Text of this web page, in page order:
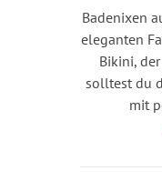
Badenixen
eleganten
Bikini,
solltest du
mit